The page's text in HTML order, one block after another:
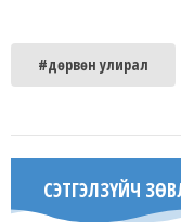
#дөрвөн улирал
СЭТГЭЛЗҮЙЧ